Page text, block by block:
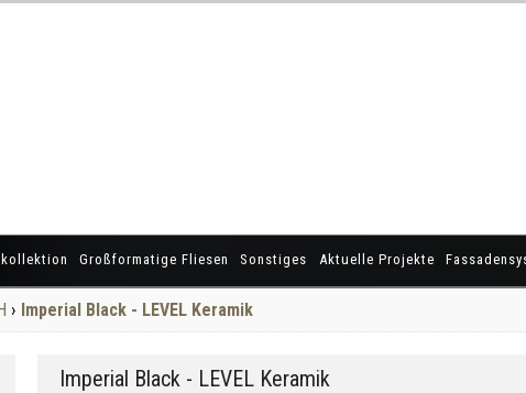
Großformatige Fliesen Sonstiges Aktuelle Projekte
› Imperial Black - LEVEL Keramik
Imperial Black - LEVEL Keramik